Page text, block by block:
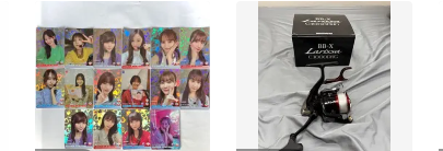
ク 16mm 汎用 時計ベルト
バネ棒 バネ棒外し 工具
セット DW-5600 G-5600
DW-5700 DW-6900 G-
5700 M5610